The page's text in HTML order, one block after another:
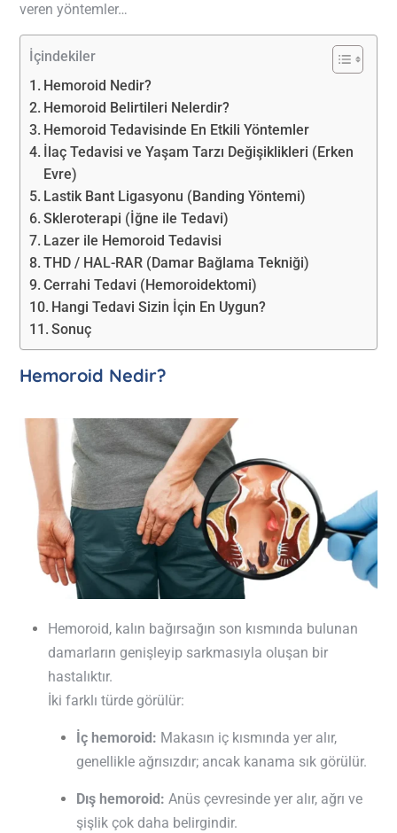
veren yöntemler…
İçindekiler
Hemoroid Nedir?
Hemoroid Belirtileri Nelerdir?
Hemoroid Tedavisinde En Etkili Yöntemler
İlaç Tedavisi ve Yaşam Tarzı Değişiklikleri (Erken
Evre)
Lastik Bant Ligasyonu (Banding Yöntemi)
Skleroterapi (İğne ile Tedavi)
Lazer ile Hemoroid Tedavisi
THD / HAL-RAR (Damar Bağlama Tekniği)
Cerrahi Tedavi (Hemoroidektomi)
Hangi Tedavi Sizin İçin En Uygun?
Sonuç
Hemoroid Nedir?
Hemoroid, kalın bağırsağın son kısmında bulunan
damarların genişleyip sarkmasıyla oluşan bir
hastalıktır.
İki farklı türde görülür:
İç hemoroid: Makasın iç kısmında yer alır,
genellikle ağrısızdır; ancak kanama sık görülür.
Dış hemoroid: Anüs çevresinde yer alır, ağrı ve
şişlik çok daha belirgindir.